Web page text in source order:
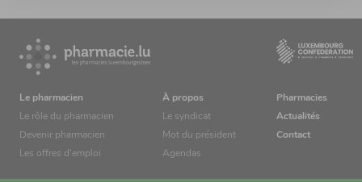
Le pharmacien
Le rôle du pharmacien
Devenir pharmacien
Les offres d’emploi
À propos
Le syndicat
Mot du président
Agendas
Pharmacies
Actualités
Contact